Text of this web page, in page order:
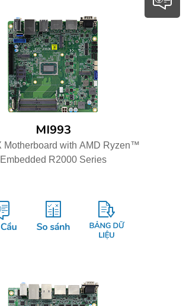
MI993
Motherboard with AMD Ryzen™
Embedded R2000 Series